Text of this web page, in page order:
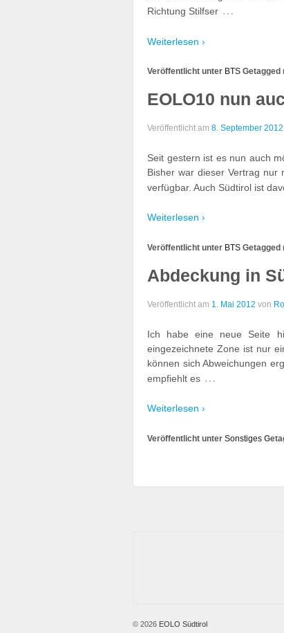
Richtung Stilfser …
Weiterlesen ›
Veröffentlicht unter BTS Getagged
EOLO10 nun
Veröffentlicht am 8. September 2012
Seit gestern ist es nun auch
Bisher war dieser Vertrag nur
verfügbar. Auch Südtirol ist
Weiterlesen ›
Veröffentlicht unter BTS Getagged
Abdeckung in
Veröffentlicht am 1. Mai 2012 von
Ich habe eine neue Seite
eingezeichnete Zone ist nur
können sich Abweichungen
empfiehlt es …
Weiterlesen ›
Veröffentlicht unter Sonstiges
© 2026 EOLO Südtirol